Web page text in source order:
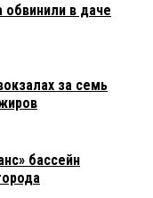
в даче
за семь
бассейн